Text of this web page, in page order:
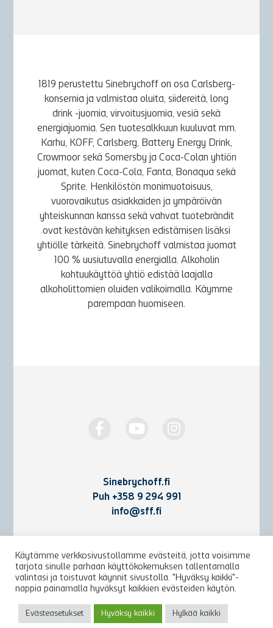
1819 perustettu Sinebrychoff on osa Carlsberg-
konsernia ja valmistaa oluita, siidereitä, long
drink -juomia, virvoitusjuomia, vesiä sekä
energiajuomia. Sen tuotesalkkuun kuuluvat mm.
Karhu, KOFF, Carlsberg, Battery Energy Drink,
Crowmoor sekä Somersby ja Coca-Colan yhtiön
juomat, kuten Coca-Cola, Fanta, Bonaqua sekä
Sprite. Henkilöstön monimuotoisuus,
vuorovaikutus asiakkaiden ja ympäröivän
yhteiskunnan kanssa sekä vahvat tuotebrändit
ovat kestävän kehityksen edistämisen lisäksi
yhtiölle tärkeitä. Sinebrychoff valmistaa juomat
100 % uusiutuvalla energialla. Alkoholin
kohtuukäyttöä yhtiö edistää laajalla
alkoholittomien oluiden valikoimalla. Käymme
parempaan huomiseen.
Sinebrychoff.fi
Puh +358 9 294 991
info@sff.fi
Yhteystiedot
Käyttöehdot ja rekisteriseloste
Arkisto
Käytämme verkkosivustollamme evästeitä, jotta voisimme
tarjota sinulle parhaan käyttökokemuksen tallentamalla
valintasi ja toistuvat käynnit sivustolla. "Hyväksy kaikki"-
nappia painamalla hyväksyt kaikkien evästeiden käytön.
Evästeasetukset Hyväksy kaikki Hylkää kaikki